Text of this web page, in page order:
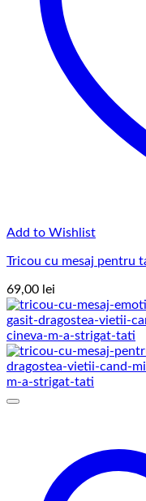
Add to Wishlist
Tricou cu mesaj pentru
69,00 lei